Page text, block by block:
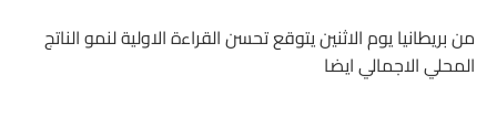
من بريطانيا يوم الاثنين يتوقع تحسن القراءة الاولية لنمو الناتج
المحلي الاجمالي ايضا